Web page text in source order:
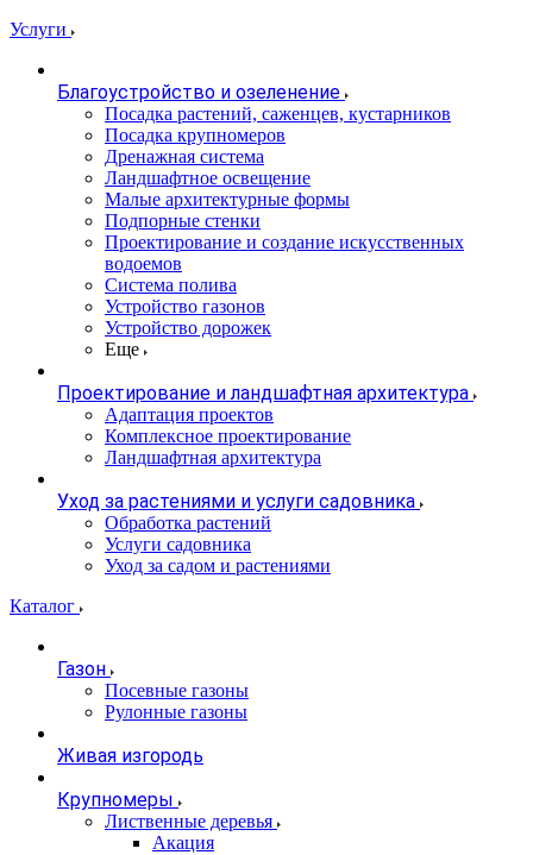
Услуги
Благоустройство и озеленение
Посадка растений, саженцев, кустарников
Посадка крупномеров
Дренажная система
Ландшафтное освещение
Малые архитектурные формы
Подпорные стенки
Проектирование и создание искусственных
водоемов
Система полива
Устройство газонов
Устройство дорожек
Еще
Проектирование и ландшафтная архитектура
Адаптация проектов
Комплексное проектирование
Ландшафтная архитектура
Уход за растениями и услуги садовника
Обработка растений
Услуги садовника
Уход за садом и растениями
Каталог
Газон
Посевные газоны
Рулонные газоны
Живая изгородь
Крупномеры
Лиственные деревья
Акация